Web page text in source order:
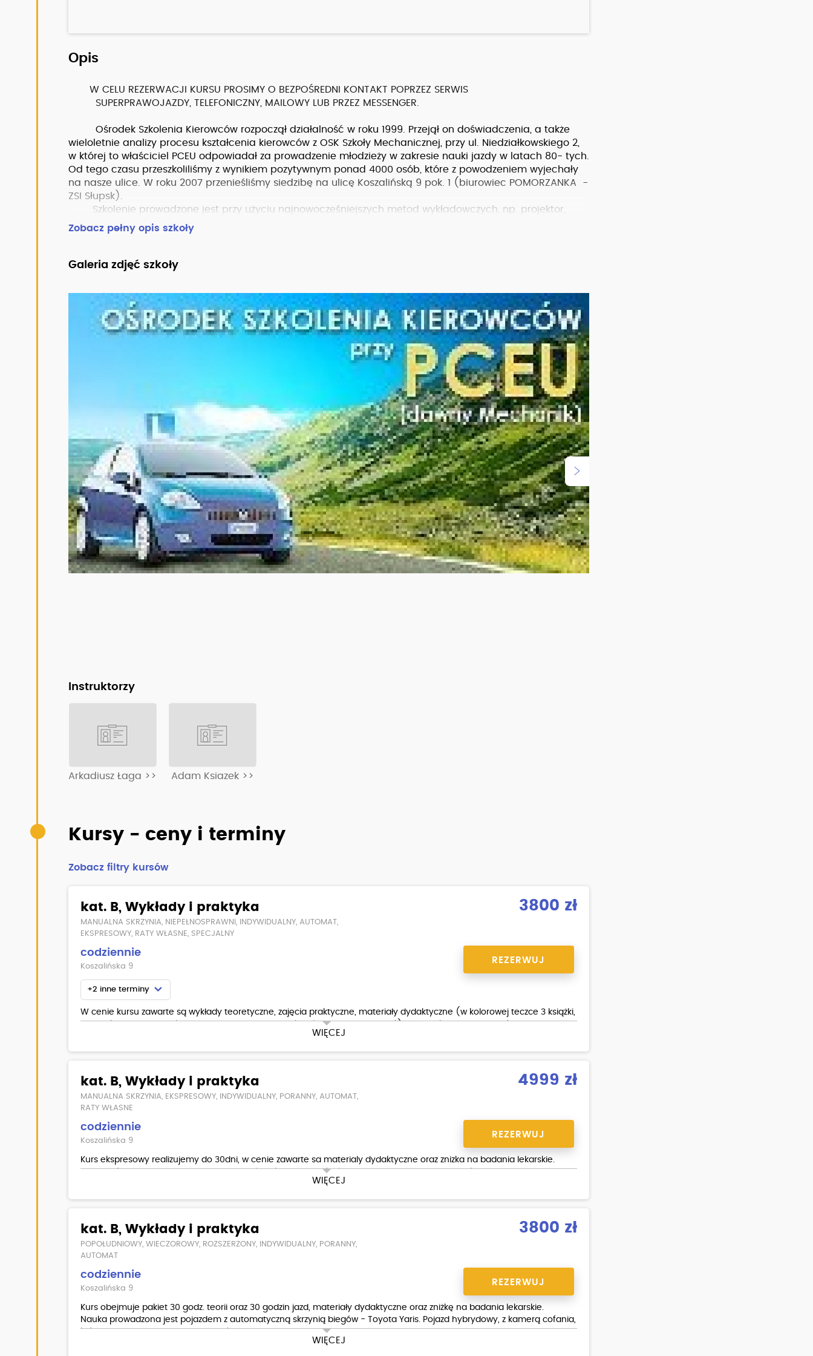
Opis
W CELU REZERWACJI KURSU PROSIMY O BEZPOŚREDNI KONTAKT POPRZEZ SERWIS
SUPERPRAWOJAZDY, TELEFONICZNY, MAILOWY LUB PRZEZ MESSENGER.
Ośrodek Szkolenia Kierowców rozpoczął działalność w roku 1999. Przejął on doświadczenia, a także
wieloletnie analizy procesu kształcenia kierowców z OSK Szkoły Mechanicznej, przy ul. Niedziałkowskiego 2,
w której to właściciel PCEU odpowiadał za prowadzenie młodzieży w zakresie nauki jazdy w latach 80- tych.
Od tego czasu przeszkoliliśmy z wynikiem pozytywnym ponad 4000 osób, które z powodzeniem wyjechały
na nasze ulice. W roku 2007 przenieśliśmy siedzibę na ulicę Koszalińską 9 pok. 1 (biurowiec POMORZANKA -
ZSI Słupsk).
Szkolenie prowadzone jest przy użyciu najnowocześniejszych metod wykładowczych, np. projektor,
rzutniki folii, dvd, programy komputerowe przez doskonale przygotowaną merytorycznie, a także
spełniająca wszelkie możliwe kryteria kadrę instruktorską. Zajęcia teoretyczne prowadzone są w zakresie 30
praktycznej samochodami Hyundai i20 (takimi jak na egzaminie państwowym)oraz Hybrydową Toyotą
plac manewrowy przy ul. koszalińskiej 5 - ckp w Słupsku. Analiza statystyk zdawalności w Wojewódzkim
Ośrodku Ruchu Drogowego stawia nas w pierwszym rzędzie jeśli chodzi o wyszkolenie przyszłych kierowców
oraz daję podstawę do stwierdzenia, iż nasze szkolenia wykonywane są profesjonalnie, bezstresowo, a także
w pełni wykorzystując możliwości techniczne obecnego świata.
Współpracujemy z WORD Słupsk przyjmując na praktykę kandydatów na instruktorów, szkolonych przez
ośrodek ruchu, co również potwierdza znakomicie nasze kompetencje,a także prowadziliśmy bądź jesteśmy
w trakcie szkolenia osób ze Szkół średnich naszego województwa (Zespół Szkół Technicznych w Ustce) oraz
instytucji - kursy finansowane przez EFS dla MOPR Słupsk. Nasi instruktorzy swoją wiedzą, radą, pomocą
służą Państwu każdego dnia, abyście z powodzeniem stali się uczestnikami ruchu drogowego.
W CELU REZERWACJI KURSU PROSIMY O BEZPOŚREDNI KONTAKT POPRZEZ SUPERPRAWOJAZDY,
TELEFONICZNY, MAILOWY LUB PRZEZ MESSENGER.
Zobacz pełny opis szkoły
Galeria zdjęć szkoły
Instruktorzy
Arkadiusz Łaga >> Adam Ksiazek >>
Kursy - ceny i terminy
Zobacz filtry kursów
kat. B, Wykłady i praktyka
MANUALNA SKRZYNIA, NIEPEŁNOSPRAWNI, INDYWIDUALNY, AUTOMAT,
EKSPRESOWY, RATY WŁASNE, SPECJALNY
3800 zł
codziennie
Koszalińska 9
REZERWUJ
+2 inne terminy
WIĘCEJ
W cenie kursu zawarte są wykłady teoretyczne, zajęcia praktyczne, materiały dydaktyczne (w kolorowej teczce 3 książki,
notatnik oraz program komputerowy z na bieżąco aktualizowaną bazą pytań) oraz zniżka na badania równa 30 %.
kat. B, Wykłady i praktyka
MANUALNA SKRZYNIA, EKSPRESOWY, INDYWIDUALNY, PORANNY, AUTOMAT,
RATY WŁASNE
4999 zł
codziennie
Koszalińska 9
REZERWUJ
WIĘCEJ
Kurs ekspresowy realizujemy do 30dni, w cenie zawarte sa materialy dydaktyczne oraz znizka na badania lekarskie.
Może być prowadzony pojazdem z manualną skrzynią biegów lub automatyczną - do wyboru kursanta.
kat. B, Wykłady i praktyka
POPOŁUDNIOWY, WIECZOROWY, ROZSZERZONY, INDYWIDUALNY, PORANNY,
AUTOMAT
3800 zł
codziennie
Koszalińska 9
REZERWUJ
WIĘCEJ
Kurs obejmuje pakiet 30 godz. teorii oraz 30 godzin jazd, materiały dydaktyczne oraz zniżkę na badania lekarskie.
Nauka prowadzona jest pojazdem z automatyczną skrzynią biegów - Toyota Yaris. Pojazd hybrydowy, z kamerą cofania,